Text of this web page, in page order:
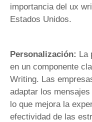
importancia del ux
Estados Unidos.
Personalización: La
en un componente
Writing. Las
adaptar los
lo que mejora la
efectividad de las